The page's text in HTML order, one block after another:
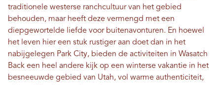
traditionele westerse ranchcultuur van het gebied
behouden, maar heeft deze vermengd met een
diepgewortelde liefde voor buitenavonturen. En hoewel
het leven hier een stuk rustiger aan doet dan in het
nabijgelegen Park City, bieden de activiteiten in Wasatch
Back een heel andere kijk op een winterse vakantie in het
besneeuwde gebied van Utah, vol warme authenticiteit,